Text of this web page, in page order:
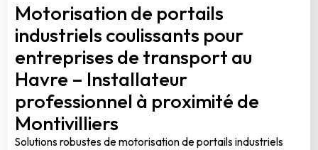
Motorisation de portails
industriels coulissants pour
entreprises de transport au
Havre – Installateur
professionnel à proximité de
Montivilliers
Solutions robustes de motorisation de portails industriels